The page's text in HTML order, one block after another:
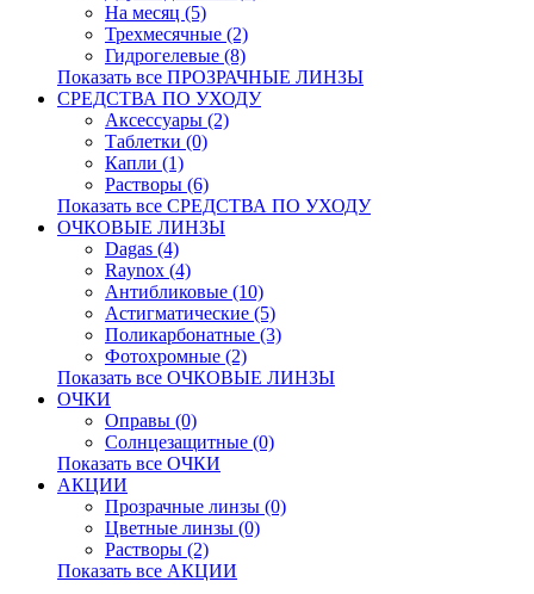
На месяц (5)
Трехмесячные (2)
Гидрогелевые (8)
Показать все ПРОЗРАЧНЫЕ ЛИНЗЫ
СРЕДСТВА ПО УХОДУ
Аксессуары (2)
Таблетки (0)
Капли (1)
Растворы (6)
Показать все СРЕДСТВА ПО УХОДУ
ОЧКОВЫЕ ЛИНЗЫ
Dagas (4)
Raynox (4)
Антибликовые (10)
Астигматические (5)
Поликарбонатные (3)
Фотохромные (2)
Показать все ОЧКОВЫЕ ЛИНЗЫ
ОЧКИ
Оправы (0)
Солнцезащитные (0)
Показать все ОЧКИ
АКЦИИ
Прозрачные линзы (0)
Цветные линзы (0)
Растворы (2)
Показать все АКЦИИ